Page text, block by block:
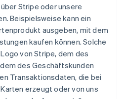
Stripe oder unsere
Beispielsweise kann ein
ausgeben, mit dem
kaufen können. Solche
von Stripe, dem des
des Geschäftskunden
Transaktionsdaten, die bei
erzeugt oder von uns